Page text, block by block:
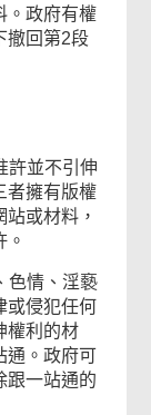
。政府有權
撤回第2段
許並不引伸
者擁有版權
或材料，
色情、淫褻
或侵犯任何
權利的材
通。政府可
跟一站通的